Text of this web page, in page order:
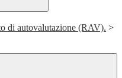
di autovalutazione (RAV). >